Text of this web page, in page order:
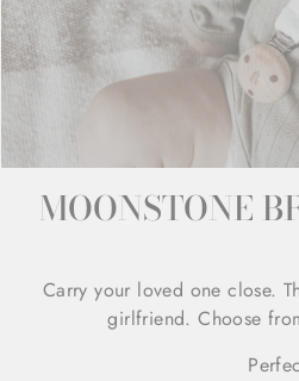
MOONSTONE
Carry your loved one close.
girlfriend. Choose